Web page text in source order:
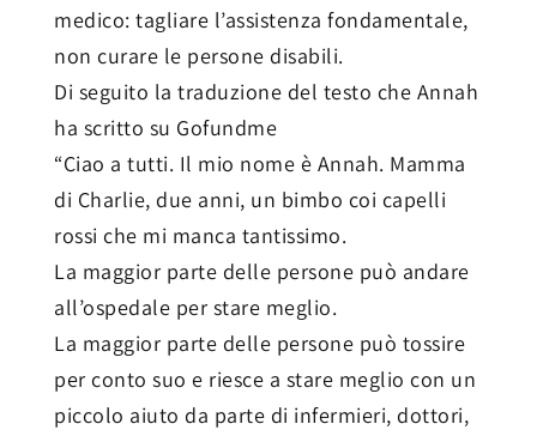
medico: tagliare l’assistenza fondamentale,
non curare le persone disabili.
Di seguito la traduzione del testo che Annah
ha scritto su Gofundme
“Ciao a tutti. Il mio nome è Annah. Mamma
di Charlie, due anni, un bimbo coi capelli
rossi che mi manca tantissimo.
La maggior parte delle persone può andare
all’ospedale per stare meglio.
La maggior parte delle persone può tossire
per conto suo e riesce a stare meglio con un
piccolo aiuto da parte di infermieri, dottori,